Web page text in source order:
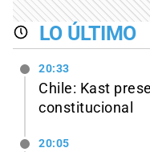
LO ÚLTIMO
20:33
Chile: Kast
constitucional
20:05